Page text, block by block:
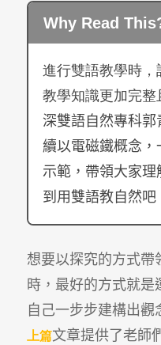
Why Read
進行雙語教學時
教學知識更加完整
深雙語自然專科
續以電磁鐵概念
示範，帶領大家
到用雙語教自然吧
想要以探究的方式帶
時，最好的方式就是
自己一步步建構出觀
上篇文章提供了老師